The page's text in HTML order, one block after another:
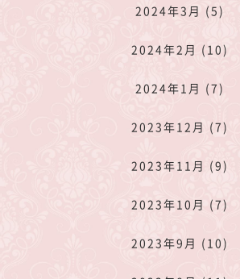
2024年3月 (5)
2024年2月 (10)
2024年1月 (7)
2023年12月 (7)
2023年11月 (9)
2023年10月 (7)
2023年9月 (10)